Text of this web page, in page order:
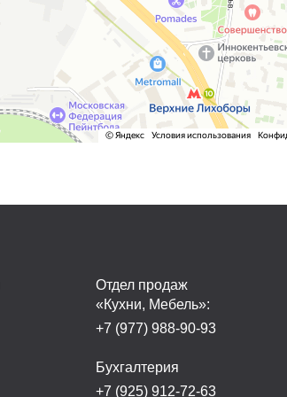
Отдел продаж
«Кухни, Мебель»:
+7 (977) 988-90-93
Бухгалтерия
+7 (925) 912-72-63